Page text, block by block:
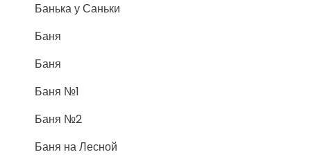
Банька у Саньки
Баня
Баня
Баня №1
Баня №2
Баня на Лесной